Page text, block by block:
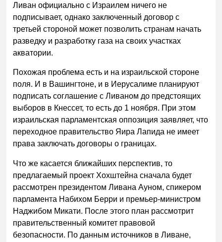
Ливан официально с Израилем ничего не
подписывает, однако заключенный договор с
третьей стороной может позволить странам начать
разведку и разработку газа на своих участках
акватории.
Похожая проблема есть и на израильской стороне
поля. И в Вашингтоне, и в Иерусалиме планируют
подписать соглашение с Ливаном до предстоящих
выборов в Кнессет, то есть до 1 ноября. При этом
израильская парламентская оппозиция заявляет, что
переходное правительство Яира Лапида не имеет
права заключать договоры о границах.
Что же касается ближайших перспектив, то
предлагаемый проект Хохштейна сначала будет
рассмотрен президентом Ливана Ауном, спикером
парламента Набихом Берри и премьер-министром
Наджибом Микати. После этого план рассмотрит
правительственный комитет правовой
безопасности. По данным источников в Ливане,